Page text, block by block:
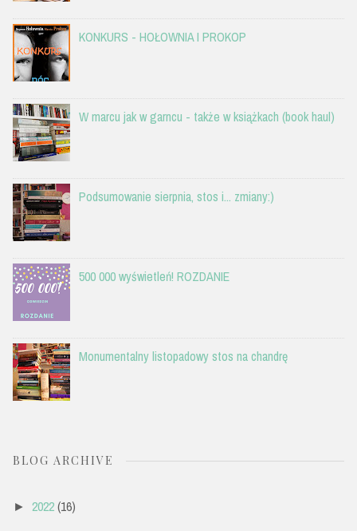
KONKURS - HOŁOWNIA I PROKOP
W marcu jak w garncu - także w książkach (book haul)
Podsumowanie sierpnia, stos i... zmiany:)
500 000 wyświetleń! ROZDANIE
Monumentalny listopadowy stos na chandrę
BLOG ARCHIVE
► 2022(16)